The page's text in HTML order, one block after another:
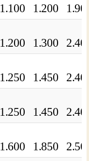
1.100 1.200
1.200 1.300
1.250 1.450
1.250 1.450
1.600 1.850